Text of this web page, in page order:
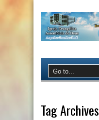
Tag